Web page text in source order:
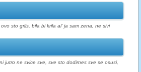
sto grlis, bila bi krila al' ja sam zena, ne sivi
jutro ne svice sve, sve sto dodirnes sve se osusi,